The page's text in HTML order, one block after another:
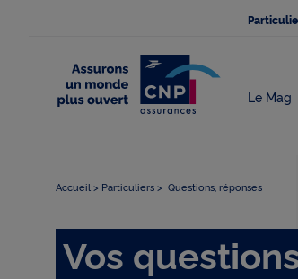
Le Mag
Accueil Particuliers Questions, réponses
Vos